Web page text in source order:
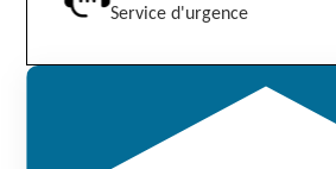
Service d'urgence